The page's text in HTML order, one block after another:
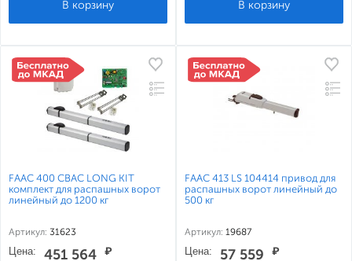
FAAC 400 CBAC LONG KIT
комплект для распашных ворот
линейный до 1200 кг
Артикул: 31623
Цена: 451 564 ₽
FAAC 413 LS 104414 привод для
распашных ворот линейный до
500 кг
Артикул: 19687
Цена: 57 559 ₽